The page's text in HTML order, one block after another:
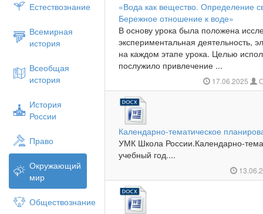
Естествознание
Всемирная
история
Всеобщая
история
История
России
Право
Окружающий
мир
Обществознание
«Вода как вещество. Определение
Бережное отношение к воде»
В основу урока была положена
экспериментальная деятельность,
на каждом этапе урока. Целью
послужило привлечение ...
17.06.2025
Календарно-тематическое
УМК Школа России.Календарно-
учебный год....